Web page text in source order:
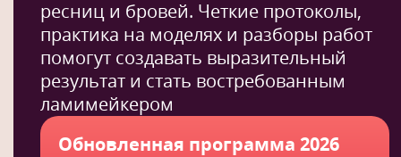
ресниц и бровей. Четкие протоколы,
практика на моделях и разборы работ
помогут создавать выразительный
результат и стать востребованным
ламимейкером
Обновленная программа 2026